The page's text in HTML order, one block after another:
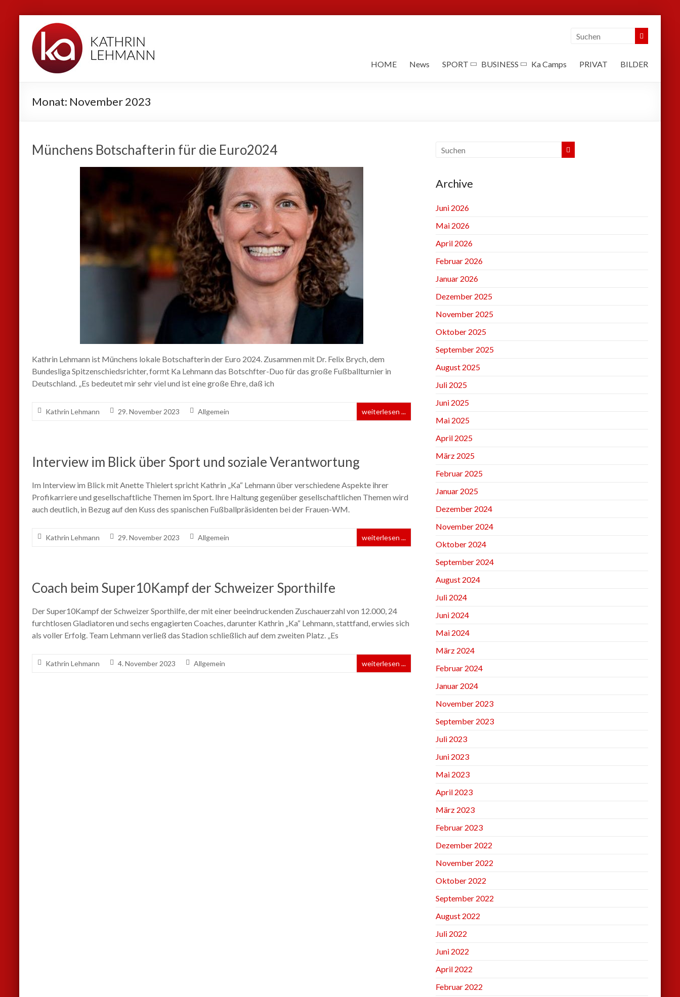
Inhalt
springen
Kathrin
Lehmann
Sport
Business
HOME News SPORT BUSINESS Ka Camps PRIVAT BILDER
Monat: November 2023
Münchens Botschafterin für die Euro2024
Kathrin Lehmann ist Münchens lokale Botschafterin der Euro 2024. Zusammen mit Dr. Felix Brych, dem
Bundesliga Spitzenschiedsrichter, formt Ka Lehmann das Botschfter-Duo für das große Fußballturnier in
Deutschland. „Es bedeutet mir sehr viel und ist eine große Ehre, daß ich
Kathrin Lehmann 29. November 2023 Allgemein weiterlesen ...
Interview im Blick über Sport und soziale Verantwortung
Im Interview im Blick mit Anette Thielert spricht Kathrin „Ka“ Lehmann über verschiedene Aspekte ihrer
Profikarriere und gesellschaftliche Themen im Sport. Ihre Haltung gegenüber gesellschaftlichen Themen wird
auch deutlich, in Bezug auf den Kuss des spanischen Fußballpräsidenten bei der Frauen-WM.
Kathrin Lehmann 29. November 2023 Allgemein weiterlesen ...
Coach beim Super10Kampf der Schweizer Sporthilfe
Der Super10Kampf der Schweizer Sporthilfe, der mit einer beeindruckenden Zuschauerzahl von 12.000, 24
furchtlosen Gladiatoren und sechs engagierten Coaches, darunter Kathrin „Ka“ Lehmann, stattfand, erwies sich
als voller Erfolg. Team Lehmann verließ das Stadion schließlich auf dem zweiten Platz. „Es
Kathrin Lehmann 4. November 2023 Allgemein weiterlesen ...
Archive
Juni 2026
Mai 2026
April 2026
Februar 2026
Januar 2026
Dezember 2025
November 2025
Oktober 2025
September 2025
August 2025
Juli 2025
Juni 2025
Mai 2025
April 2025
März 2025
Februar 2025
Januar 2025
Dezember 2024
November 2024
Oktober 2024
September 2024
August 2024
Juli 2024
Juni 2024
Mai 2024
März 2024
Februar 2024
Januar 2024
November 2023
September 2023
Juli 2023
Juni 2023
Mai 2023
April 2023
März 2023
Februar 2023
Dezember 2022
November 2022
Oktober 2022
September 2022
August 2022
Juli 2022
Juni 2022
April 2022
Februar 2022